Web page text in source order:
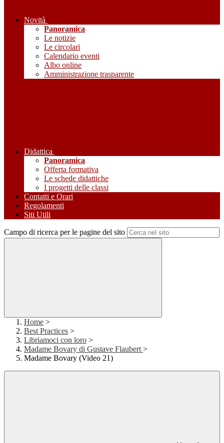
Novità
Panoramica
Le notizie
Le circolari
Calendario eventi
Albo online
Amministrazione trasparente
Didattica
Panoramica
Offerta formativa
Le schede didattiche
I progetti delle classi
Contatti e Orari
Regolamenti
Siti Utili
Campo di ricerca per le pagine del sito
Home >
Best Practices >
Libriamoci con loro >
Madame Bovary di Gustave Flaubert >
Madame Bovary (Video 21)